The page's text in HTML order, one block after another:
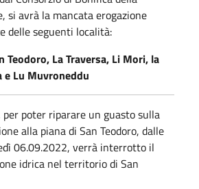
si avrà la mancata erogazione
delle seguenti località:
Teodoro, La Traversa, Li Mori, la
e Lu Muvroneddu
poter riparare un guasto sulla
alla piana di San Teodoro, dalle
06.09.2022, verrà interrotto il
idrica nel territorio di San